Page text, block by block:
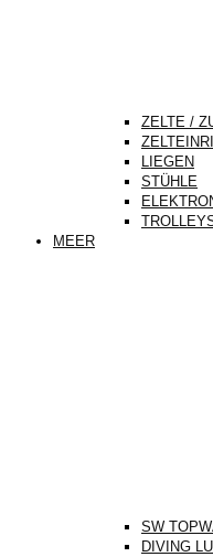
ZELTE /
LIEGEN
STÜHLE
MEER
SW
DIVING